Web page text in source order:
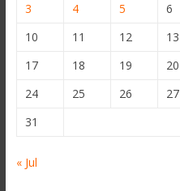
3
4 5 6
10
11 12 13
17
18 19 20
24
25 26 27
31
« Jul